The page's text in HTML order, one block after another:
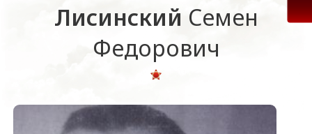
Лисинский Семен
Федорович